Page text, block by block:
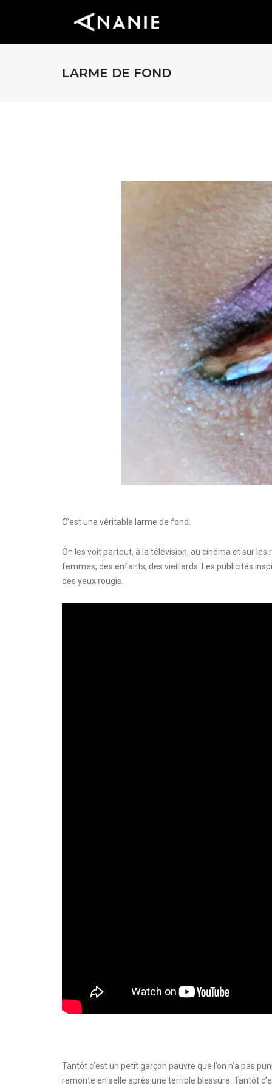
LARME DE FOND
C’est une véritable larme de fond.
On les voit partout, à la télévision, au cinéma et sur
femmes, des enfants, des vieillards. Les publicités
des yeux rougis.
Tantôt c’est un petit garçon pauvre que l’on n’a pas
remonte en selle après une terrible blessure. Tantôt